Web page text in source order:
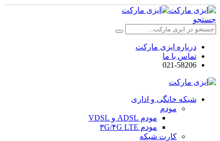
جستجو
درباره ایزی مارکت
تماس با ما
021-58206
شبکه خانگی و اداری
مودم
مودم ADSL و VDSL
مودم ۳G/۴G LTE
کارت شبکه